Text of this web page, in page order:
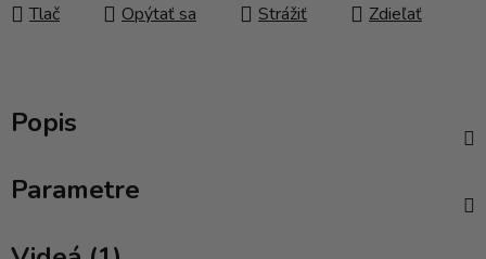
Tlač Opýtať sa Strážiť Zdieľať
Popis
Parametre